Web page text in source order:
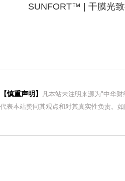
SUNFORT™ | 干膜光
【慎重声明】
凡本站未注明来源为"中华
代表本站赞同其观点和对其真实性负责。